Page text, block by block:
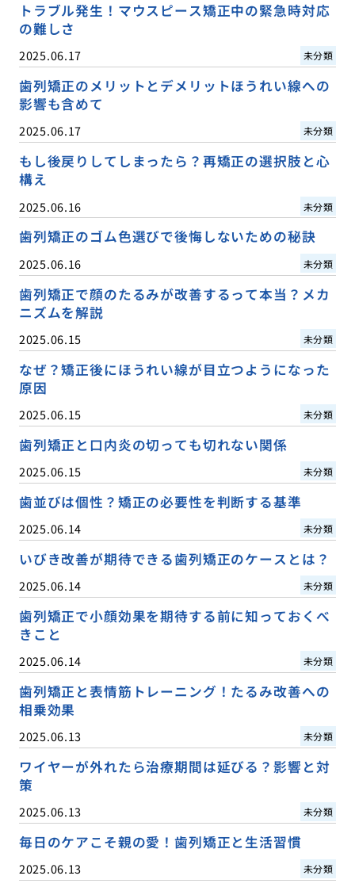
トラブル発生！マウスピース矯正中の緊急時対応
の難しさ
2025.06.17 未分類
歯列矯正のメリットとデメリットほうれい線への
影響も含めて
2025.06.17 未分類
もし後戻りしてしまったら？再矯正の選択肢と心
構え
2025.06.16 未分類
歯列矯正のゴム色選びで後悔しないための秘訣
2025.06.16 未分類
歯列矯正で顔のたるみが改善するって本当？メカ
ニズムを解説
2025.06.15 未分類
なぜ？矯正後にほうれい線が目立つようになった
原因
2025.06.15 未分類
歯列矯正と口内炎の切っても切れない関係
2025.06.15 未分類
歯並びは個性？矯正の必要性を判断する基準
2025.06.14 未分類
いびき改善が期待できる歯列矯正のケースとは？
2025.06.14 未分類
歯列矯正で小顔効果を期待する前に知っておくべ
きこと
2025.06.14 未分類
歯列矯正と表情筋トレーニング！たるみ改善への
相乗効果
2025.06.13 未分類
ワイヤーが外れたら治療期間は延びる？影響と対
策
2025.06.13 未分類
毎日のケアこそ親の愛！歯列矯正と生活習慣
2025.06.13 未分類